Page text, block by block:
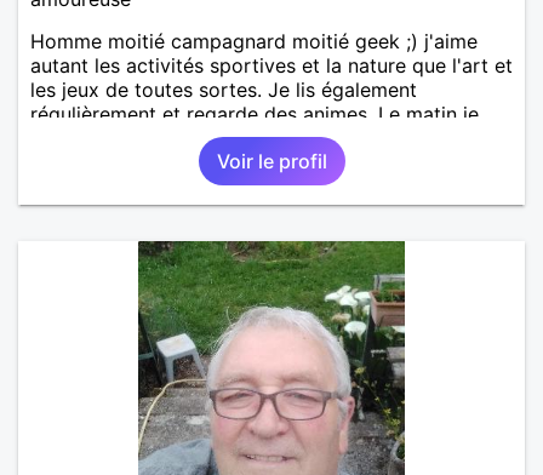
Homme moitié campagnard moitié geek ;) j'aime
autant les activités sportives et la nature que l'art et
les jeux de toutes sortes. Je lis également
régulièrement et regarde des animes. Le matin je
travaille en grande distrib et l'après midi je suis
illustrateur freelance (en tentative de reconversion!).
Voir le profil